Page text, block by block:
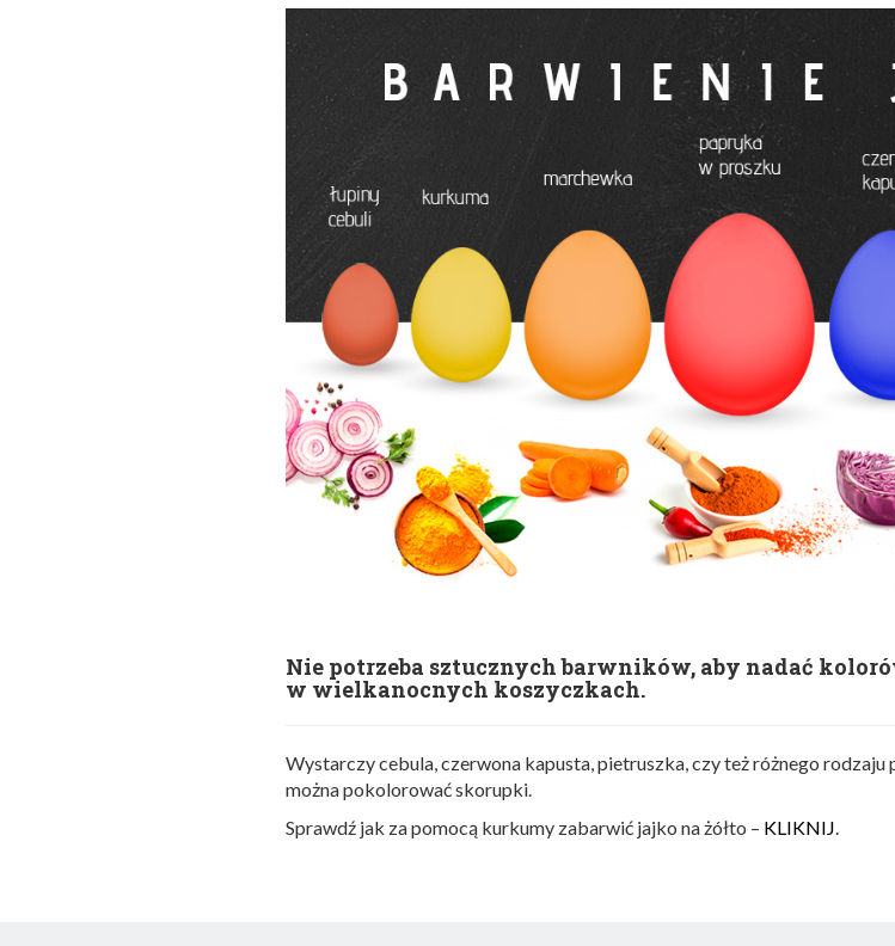
Nie potrzeba sztucznych barwników, aby nadać
w wielkanocnych koszyczkach.
Wystarczy cebula, czerwona kapusta, pietruszka, czy też różnego
można pokolorować skorupki.
Sprawdź jak za pomocą kurkumy zabarwić jajko na żółto – KLIKNIJ.